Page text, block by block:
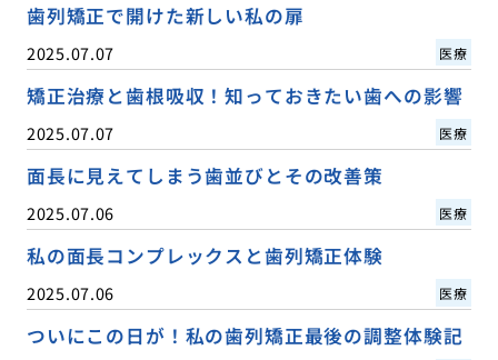
歯列矯正で開けた新しい私の扉
2025.07.07 医療
矯正治療と歯根吸収！知っておきたい歯への影響
2025.07.07 医療
面長に見えてしまう歯並びとその改善策
2025.07.06 医療
私の面長コンプレックスと歯列矯正体験
2025.07.06 医療
ついにこの日が！私の歯列矯正最後の調整体験記